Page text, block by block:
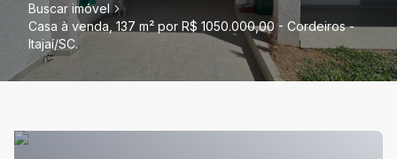
Buscar imóvel
Casa à venda, 137 m² por R$ 1050.000,00 - Cordeiros -
Itajaí/SC.